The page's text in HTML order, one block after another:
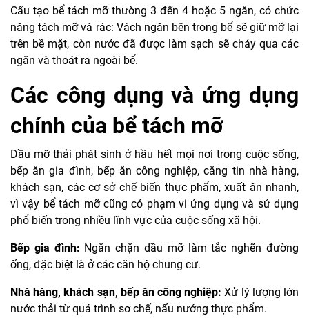
Cấu tạo bể tách mỡ thường 3 đến 4 hoặc 5 ngăn, có chức
năng tách mỡ và rác: Vách ngăn bên trong bể sẽ giữ mỡ lại
trên bề mặt, còn nước đã được làm sạch sẽ chảy qua các
ngăn và thoát ra ngoài bể.
Các công dụng và ứng dụng
chính của bể tách mỡ
Dầu mỡ thải phát sinh ở hầu hết mọi nơi trong cuộc sống,
bếp ăn gia đình, bếp ăn công nghiệp, căng tin nhà hàng,
khách sạn, các cơ sở chế biến thực phẩm, xuất ăn nhanh,
vì vậy bể tách mỡ cũng có phạm vi ứng dụng và sử dụng
phổ biến trong nhiều lĩnh vực của cuộc sống xã hội.
Bếp gia đình: Ngăn chặn dầu mỡ làm tắc nghẽn đường
ống, đặc biệt là ở các căn hộ chung cư.
Nhà hàng, khách sạn, bếp ăn công nghiệp: Xử lý lượng lớn
nước thải từ quá trình sơ chế, nấu nướng thực phẩm.